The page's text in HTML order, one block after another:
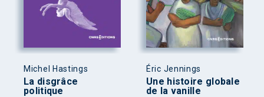
Michel Hastings
La disgrâce
politique
Éric Jennings
Une histoire globale
de la vanille